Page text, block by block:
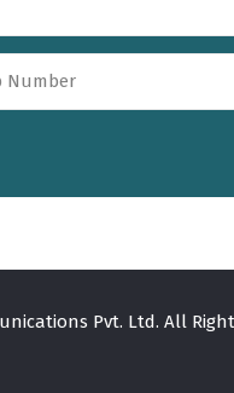
Pvt. Ltd. All